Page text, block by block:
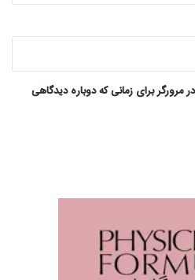
برای زمانی که دوباره دیدگاهی